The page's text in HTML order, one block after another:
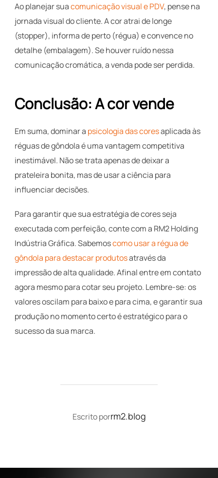
Ao planejar suacomunicação visual e PDV, pense na
jornada visual do cliente. A cor atrai de longe
(stopper), informa de perto (régua) e convence no
detalhe (embalagem). Se houver ruído nessa
comunicação cromática, a venda pode ser perdida.
Conclusão: A cor vende
Em suma, dominar a psicologia das coresaplicada às
réguas de gôndola é uma vantagem competitiva
inestimável. Não se trata apenas de deixar a
prateleira bonita, mas de usar a ciência para
influenciar decisões.
Para garantir que sua estratégia de cores seja
executada com perfeição, conte com a RM2 Holding
Indústria Gráfica. Sabemoscomo usar a régua de
gôndola para destacar produtosatravés da
impressão de alta qualidade. Afinal entre em contato
agora mesmo para cotar seu projeto. Lembre-se: os
valores oscilam para baixo e para cima, e garantir sua
produção no momento certo é estratégico para o
sucesso da sua marca.
AUTOR DO POST
Escrito porrm2.blog